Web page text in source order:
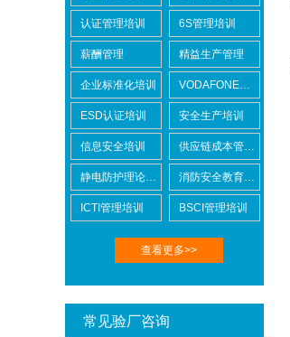
认证管理培训 6S管理培训
薪酬管理 精益生产管理
企业标准化培训 VODAFONE认证知识培训
ESD认证培训 安全生产培训
信息安全培训 供应链成本管控培训
静电防护理论培训 消防安全教育培训
ICTI管理培训 BSCI管理培训
查看更多>>
常见验厂咨询
DISNEY迪士尼验厂
TCCC可口可乐验厂